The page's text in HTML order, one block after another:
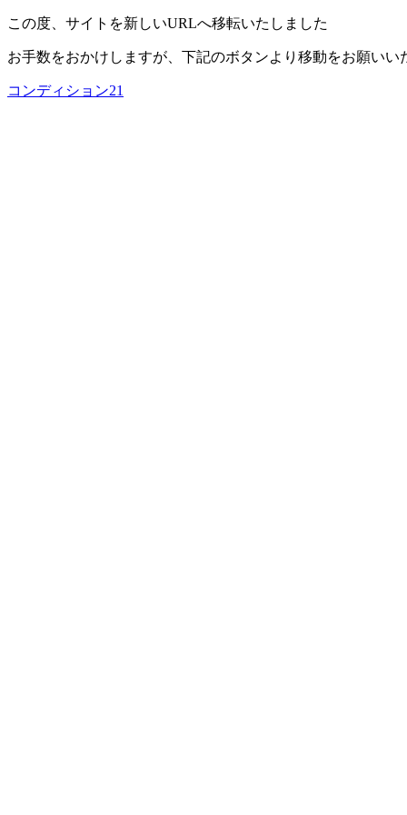
この度、サイトを新しいURLへ移転いたしました
お手数をおかけしますが、下記のボタンより移動をお願いい
コンディション21